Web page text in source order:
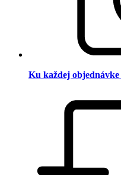
Ku každej